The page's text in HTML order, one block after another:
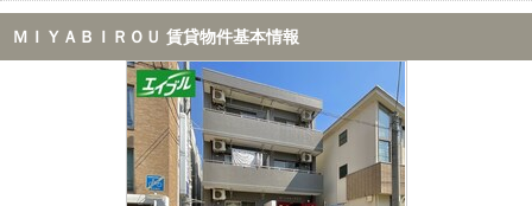
ＭＩＹＡＢＩＲＯＵ 賃貸物件基本情報